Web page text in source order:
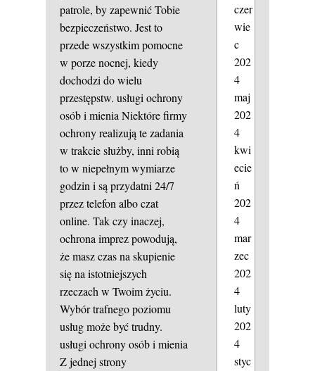
patrole, by zapewnić Tobie
bezpieczeństwo. Jest to
przede wszystkim pomocne
w porze nocnej, kiedy
dochodzi do wielu
przestępstw. usługi ochrony
osób i mieniaNiektóre firmy
ochrony realizują te zadania
w trakcie służby, inni robią
to w niepełnym wymiarze
godzin i są przydatni 24/7
przez telefon albo czat
online. Tak czy inaczej,
ochrona imprez powodują,
że masz czas na skupienie
się na istotniejszych
rzeczach w Twoim życiu.
Wybór trafnego poziomu
usług może być trudny.
usługi ochrony osób i mienia
Z jednej strony
czer
wie
c
202
4
maj
202
4
kwi
ecie
ń
202
4
mar
zec
202
4
luty
202
4
styc